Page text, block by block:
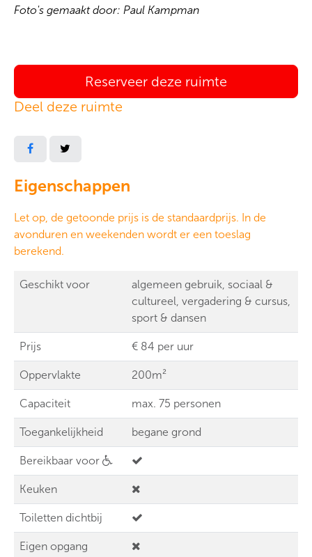
Foto's gemaakt door: Paul Kampman
Reserveer deze ruimte
Deel deze ruimte
Eigenschappen
Let op, de getoonde prijs is de standaardprijs. In de
avonduren en weekenden wordt er een toeslag
berekend.
Geschikt voor
algemeen gebruik, sociaal &
cultureel, vergadering & cursus,
sport & dansen
Prijs € 84 per uur
Oppervlakte 200m²
Capaciteit max. 75 personen
Toegankelijkheid begane grond
Bereikbaar voor
Keuken
Toiletten dichtbij
Eigen opgang